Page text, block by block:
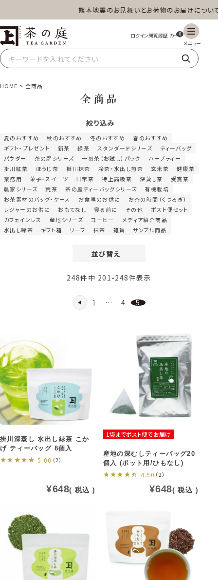
熊本地震のお見舞いとお荷物のお届けについて
茶の庭オンラインショップ 0
ギフト 特上高級茶 深蒸し茶 水出し茶
雑貨
HOME 全商品
全商品
絞り込み
夏のおすすめ 秋のおすすめ 冬のおすすめ
春のおすすめ
ギフト・プレゼント
新茶 緑茶 スタンダードシリーズ
ティーバッグ
パウダー
茶の庭シリーズ 一煎茶（お試し）パック
ハーブティー
掛川紅茶
ほうじ茶 掛川抹茶 冷茶・水出し煎茶 玄米茶
健康茶
業務用
菓子・スイーツ 日常茶 特上高級茶 深蒸し茶
受賞茶
農家シリーズ
荒茶 茶の庭ティーバッグシリーズ
有機栽培
お茶素材のバッグ・ケース
お食事のお供に
お茶の時間（くつろぎ）
レジャーのお供に
おもてなし 寝る前に その他
ポスト便セット
カフェインレス
産地シリーズ コーヒー
メディア紹介商品
水出し緑茶
ギフト箱 リーフ 抹茶 雑貨 サンプル商品
並び替え
価格が高い順
新着順
248件中 201-248件表示
1 … 4 5
掛川深蒸し 水出し緑茶 こか
げ ティーバッグ 8個入
5.00 （2）
¥648 税込
1袋までポスト便でお届け
産地の深むしティーバッグ20
個入 (ポット用/ひもなし)
4.50 （2）
¥648 税込